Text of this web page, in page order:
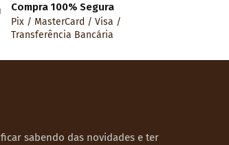
Compra 100% Segura
Pix / MasterCard / Visa /
Transferência Bancária
sabendo das novidades e ter